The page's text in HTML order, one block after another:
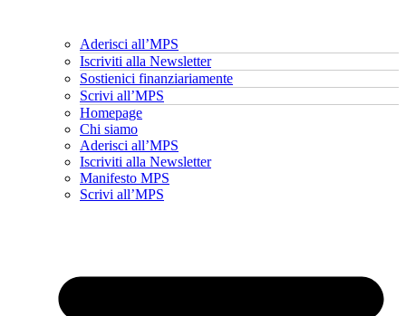
Aderisci all’MPS
Iscriviti alla Newsletter
Sostienici finanziariamente
Scrivi all’MPS
Homepage
Chi siamo
Aderisci all’MPS
Iscriviti alla Newsletter
Manifesto MPS
Scrivi all’MPS